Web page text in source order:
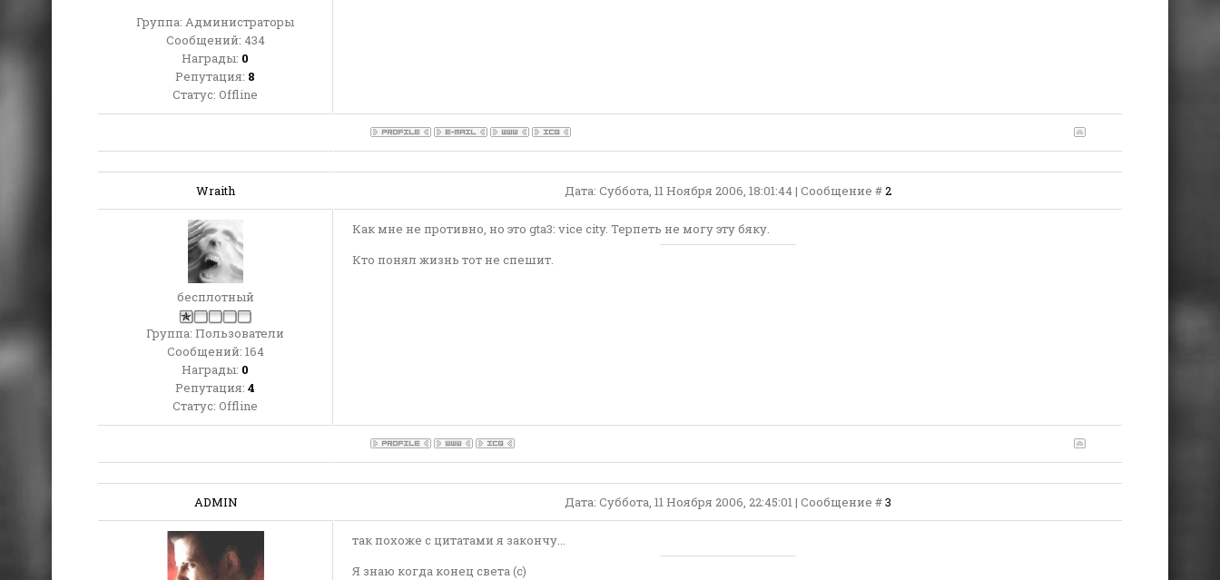
Группа: Администраторы
Сообщений: 434
Награды: 0
Репутация: 8
Статус: Offline
Wraith Дата: Суббота, 11 Ноября 2006, 18:01:44 | Сообщение #2
бесплотный
Группа: Пользователи
Сообщений: 164
Награды: 0
Репутация: 4
Статус: Offline
Как мне не противно, но это gta3: vice city. Терпеть не могу эту бяку.
Кто понял жизнь тот не спешит.
ADMIN Дата: Суббота, 11 Ноября 2006, 22:45:01 | Сообщение #3
так похоже с цитатами я закончу...
Я знаю когда конец света (с)